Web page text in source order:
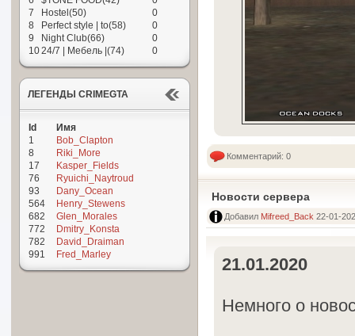
7
Hostel(50)
0
8
Perfect style | to(58)
0
9
Night Club(66)
0
1024/7 | Мебель |(74) 0
ЛЕГЕНДЫ CRIMEGTA
Id
Имя
1
Bob_Clapton
8
Riki_More
17
Kasper_Fields
76
Ryuichi_Naytroud
93
Dany_Ocean
564
Henry_Stewens
682
Glen_Morales
772
Dmitry_Konsta
782
David_Draiman
991
Fred_Marley
Комментарий: 0
Новости сервера
Добавил Mifreed_Back 22-01-
21.01.2020
Немного о